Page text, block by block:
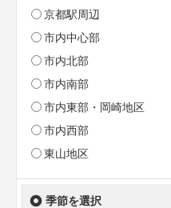
京都駅周辺
市内中心部
市内北部
市内南部
市内東部・岡崎地区
市内西部
東山地区
季節を選択